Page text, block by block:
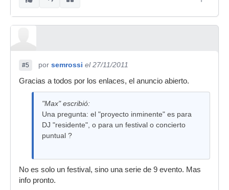
#5 por semrossi el 27/11/2011
Gracias a todos por los enlaces, el anuncio abierto.
"Max" escribió:
Una pregunta: el "proyecto inminente" es para
DJ "residente", o para un festival o concierto
puntual ?
No es solo un festival, sino una serie de 9 evento. Mas
info pronto.